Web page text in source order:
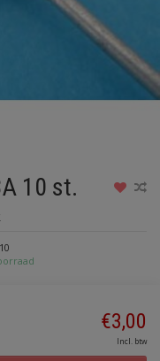
10 st.
€3,00
Incl. btw